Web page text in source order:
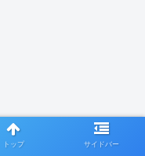
トップ サイドバー